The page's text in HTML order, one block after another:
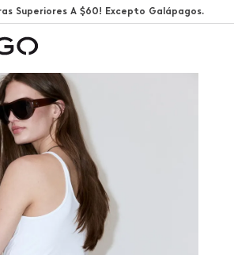
Superiores A $60! Excepto Galápagos.